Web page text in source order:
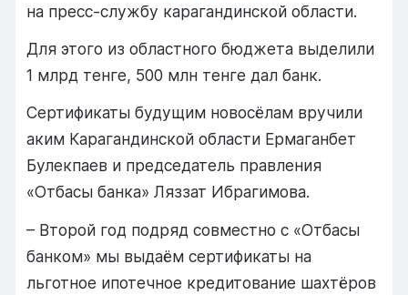
на пресс-службу карагандинской области.
Для этого из областного бюджета выделили
1 млрд тенге, 500 млн тенге дал банк.
Сертификаты будущим новосёлам вручили
аким Карагандинской области Ермаганбет
Булекпаев и председатель правления
«Отбасы банка» Ляззат Ибрагимова.
– Второй год подряд совместно с «Отбасы
банком» мы выдаём сертификаты на
льготное ипотечное кредитование шахтёров